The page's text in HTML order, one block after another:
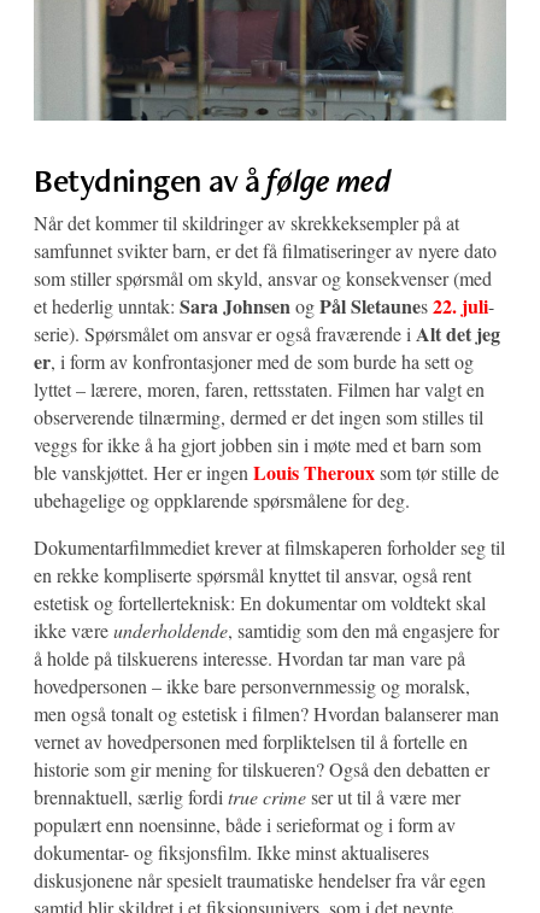
Betydningen av åfølge med
Når det kommer til skildringer av skrekkeksempler på at
samfunnet svikter barn, er det få filmatiseringer av nyere dato
som stiller spørsmål om skyld, ansvar og konsekvenser (med
et hederlig unntak: Sara JohnsenogPål Sletaunes22. juli-
serie). Spørsmålet om ansvar er også fraværende i Alt det jeg
er, i form av konfrontasjoner med de som burde ha sett og
lyttet – lærere, moren, faren, rettsstaten. Filmen har valgt en
observerende tilnærming, dermed er det ingen som stilles til
veggs for ikke å ha gjort jobben sin i møte med et barn som
ble vanskjøttet. Her er ingen Louis Therouxsom tør stille de
ubehagelige og oppklarende spørsmålene for deg.
Dokumentarfilmmediet krever at filmskaperen forholder seg til
en rekke kompliserte spørsmål knyttet til ansvar, også rent
estetisk og fortellerteknisk: En dokumentar om voldtekt skal
ikke væreunderholdende, samtidig som den må engasjere for
å holde på tilskuerens interesse. Hvordan tar man vare på
hovedpersonen – ikke bare personvernmessig og moralsk,
men også tonalt og estetisk i filmen? Hvordan balanserer man
vernet av hovedpersonen med forpliktelsen til å fortelle en
historie som gir mening for tilskueren? Også den debatten er
brennaktuell, særlig fordi true crimeser ut til å være mer
populært enn noensinne, både i serieformat og i form av
dokumentar- og fiksjonsfilm. Ikke minst aktualiseres
diskusjonene når spesielt traumatiske hendelser fra vår egen
samtid blir skildret i et fiksjonsunivers, som i det nevnte